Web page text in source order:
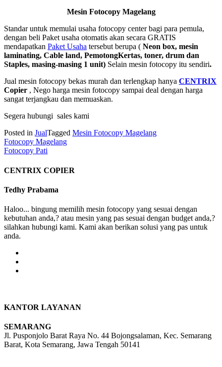
Mesin Fotocopy Magelang
Standar untuk memulai usaha fotocopy center bagi para pemula,
dengan beli Paket usaha otomatis akan secara GRATIS
mendapatkan Paket Usaha tersebut berupa ( Neon box, mesin
laminating, Cable land, PemotongKertas, toner, drum dan
Staples, masing-masing 1 unit) Selain mesin fotocopy itu sendiri.
Jual mesin fotocopy bekas murah dan terlengkap hanya CENTRIX
Copier , Nego harga mesin fotocopy sampai deal dengan harga
sangat terjangkau dan memuaskan.
Segera hubungi sales kami
Posted in JualTagged Mesin Fotocopy Magelang
Post
navigation
Fotocopy Magelang
Fotocopy Pati
CENTRIX COPIER
Tedhy Prabama
Haloo... bingung memilih mesin fotocopy yang sesuai dengan
kebutuhan anda,? atau mesin yang pas sesuai dengan budget anda,?
silahkan hubungi kami. Kami akan berikan solusi yang pas untuk
anda.
KANTOR LAYANAN
SEMARANG
Jl. Pusponjolo Barat Raya No. 44 Bojongsalaman, Kec. Semarang
Barat, Kota Semarang, Jawa Tengah 50141